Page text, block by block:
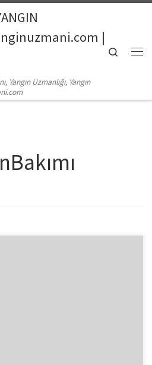
|
Yangın Uzmanlığı, Yangın
Search